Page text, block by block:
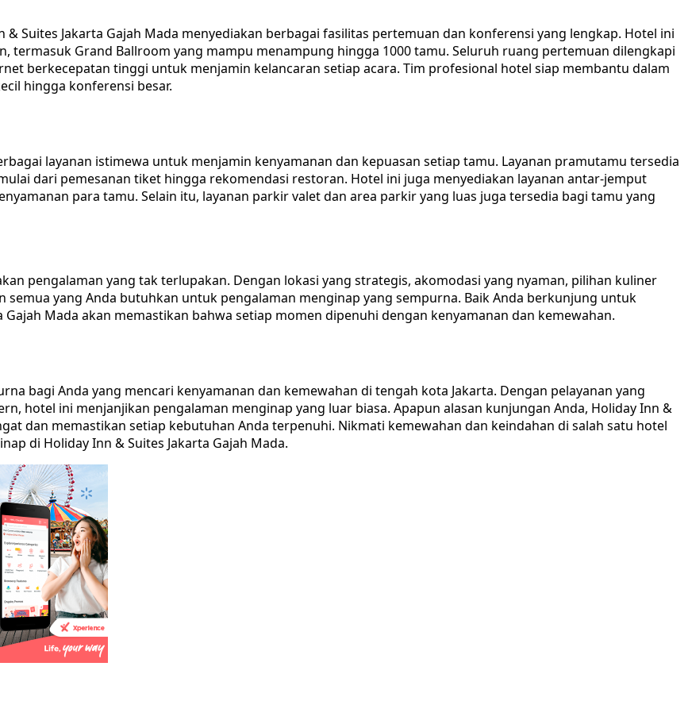
Suites Jakarta Gajah Mada menyediakan berbagai fasilitas pertemuan dan konferensi yang lengkap. Hotel ini
termasuk Grand Ballroom yang mampu menampung hingga 1000 tamu. Seluruh ruang pertemuan dilengkapi
berkecepatan tinggi untuk menjamin kelancaran setiap acara. Tim profesional hotel siap membantu dalam
hingga konferensi besar.
layanan istimewa untuk menjamin kenyamanan dan kepuasan setiap tamu. Layanan pramutamu tersedia
dari pemesanan tiket hingga rekomendasi restoran. Hotel ini juga menyediakan layanan antar-jemput
para tamu. Selain itu, layanan parkir valet dan area parkir yang luas juga tersedia bagi tamu yang
pengalaman yang tak terlupakan. Dengan lokasi yang strategis, akomodasi yang nyaman, pilihan kuliner
yang Anda butuhkan untuk pengalaman menginap yang sempurna. Baik Anda berkunjung untuk
Mada akan memastikan bahwa setiap momen dipenuhi dengan kenyamanan dan kemewahan.
bagi Anda yang mencari kenyamanan dan kemewahan di tengah kota Jakarta. Dengan pelayanan yang
hotel ini menjanjikan pengalaman menginap yang luar biasa. Apapun alasan kunjungan Anda, Holiday Inn &
dan memastikan setiap kebutuhan Anda terpenuhi. Nikmati kemewahan dan keindahan di salah satu hotel
di Holiday Inn & Suites Jakarta Gajah Mada.